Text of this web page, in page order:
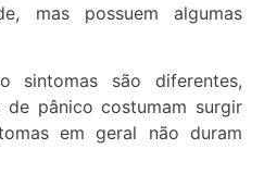
mas possuem algumas
sintomas são diferentes,
de pânico costumam surgir
em geral não duram